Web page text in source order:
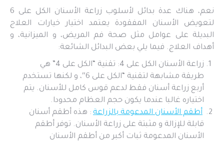
نعم، هناك عدة بدائل لأسلوب زراعة الأسنان الكل على 6
لتعويض الأسنان المفقودة يعتمد اختيار خيارات العلاج
البديلة على عوامل مثل صحة فم المريض، و الميزانية، و
أهداف العلاج. فيما يلي بعض البدائل الشائعة:
زراعة الأسنان الكل على 4: تقنية “الكل على 4” هي
طريقة مشابهة لتقنية “الكل على 6″، و لكنها تستخدم
أربع زراعة أسنان فقط لدعم قوس كامل للأسنان. يتم
اختياره غالبا عندما يكون حجم العظام محدودا.
أطقم الأسنان المدعومة بالزراعة : هذه أطقم أسنان
قابلة للإزالة و مثبتة على زراعة الأسنان. توفر أطقم
الأسنان المدعومة ثبات أكبر من أطقم الأسنان